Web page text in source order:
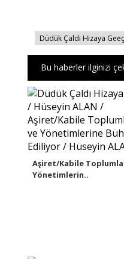
Düdük Çaldı Hizaya
Bu haberler ilginizi
Aşiret/Kabile
Yönetimlerin..